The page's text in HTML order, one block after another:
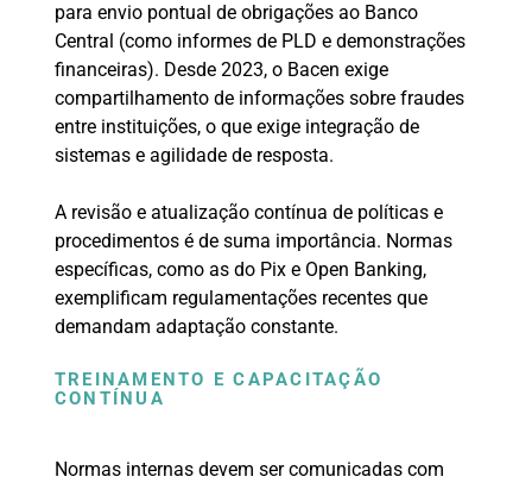
para envio pontual de obrigações ao Banco
Central (como informes de PLD e demonstrações
financeiras). Desde 2023, o Bacen exige
compartilhamento de informações sobre fraudes
entre instituições, o que exige integração de
sistemas e agilidade de resposta.
A revisão e atualização contínua de políticas e
procedimentos é de suma importância. Normas
específicas, como as do Pix e Open Banking,
exemplificam regulamentações recentes que
demandam adaptação constante.
TREINAMENTO E CAPACITAÇÃO
CONTÍNUA
Normas internas devem ser comunicadas com